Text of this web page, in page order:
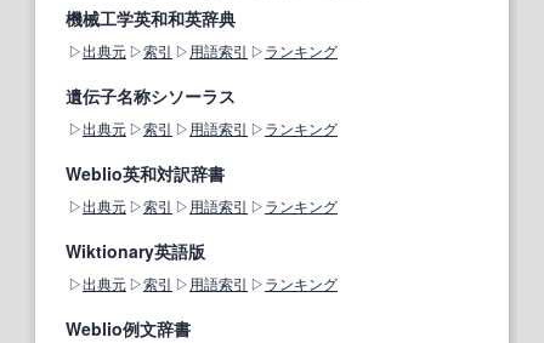
機械工学英和和英辞典
出典元 索引 用語索引 ランキング
遺伝子名称シソーラス
出典元 索引 用語索引 ランキング
Weblio英和対訳辞書
出典元 索引 用語索引 ランキング
Wiktionary英語版
出典元 索引 用語索引 ランキング
Weblio例文辞書